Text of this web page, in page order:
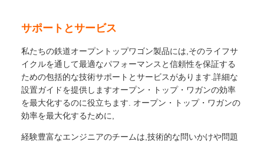
サポートとサービス
私たちの鉄道オープントップワゴン製品には,そのライフサ
イクルを通して最適なパフォーマンスと信頼性を保証する
ための包括的な技術サポートとサービスがあります.詳細な
設置ガイドを提供しますオープン・トップ・ワガンの効率
を最大化するのに役立ちます. オープン・トップ・ワガンの
効率を最大化するために,
経験豊富なエンジニアのチームは,技術的な問いかけや問題